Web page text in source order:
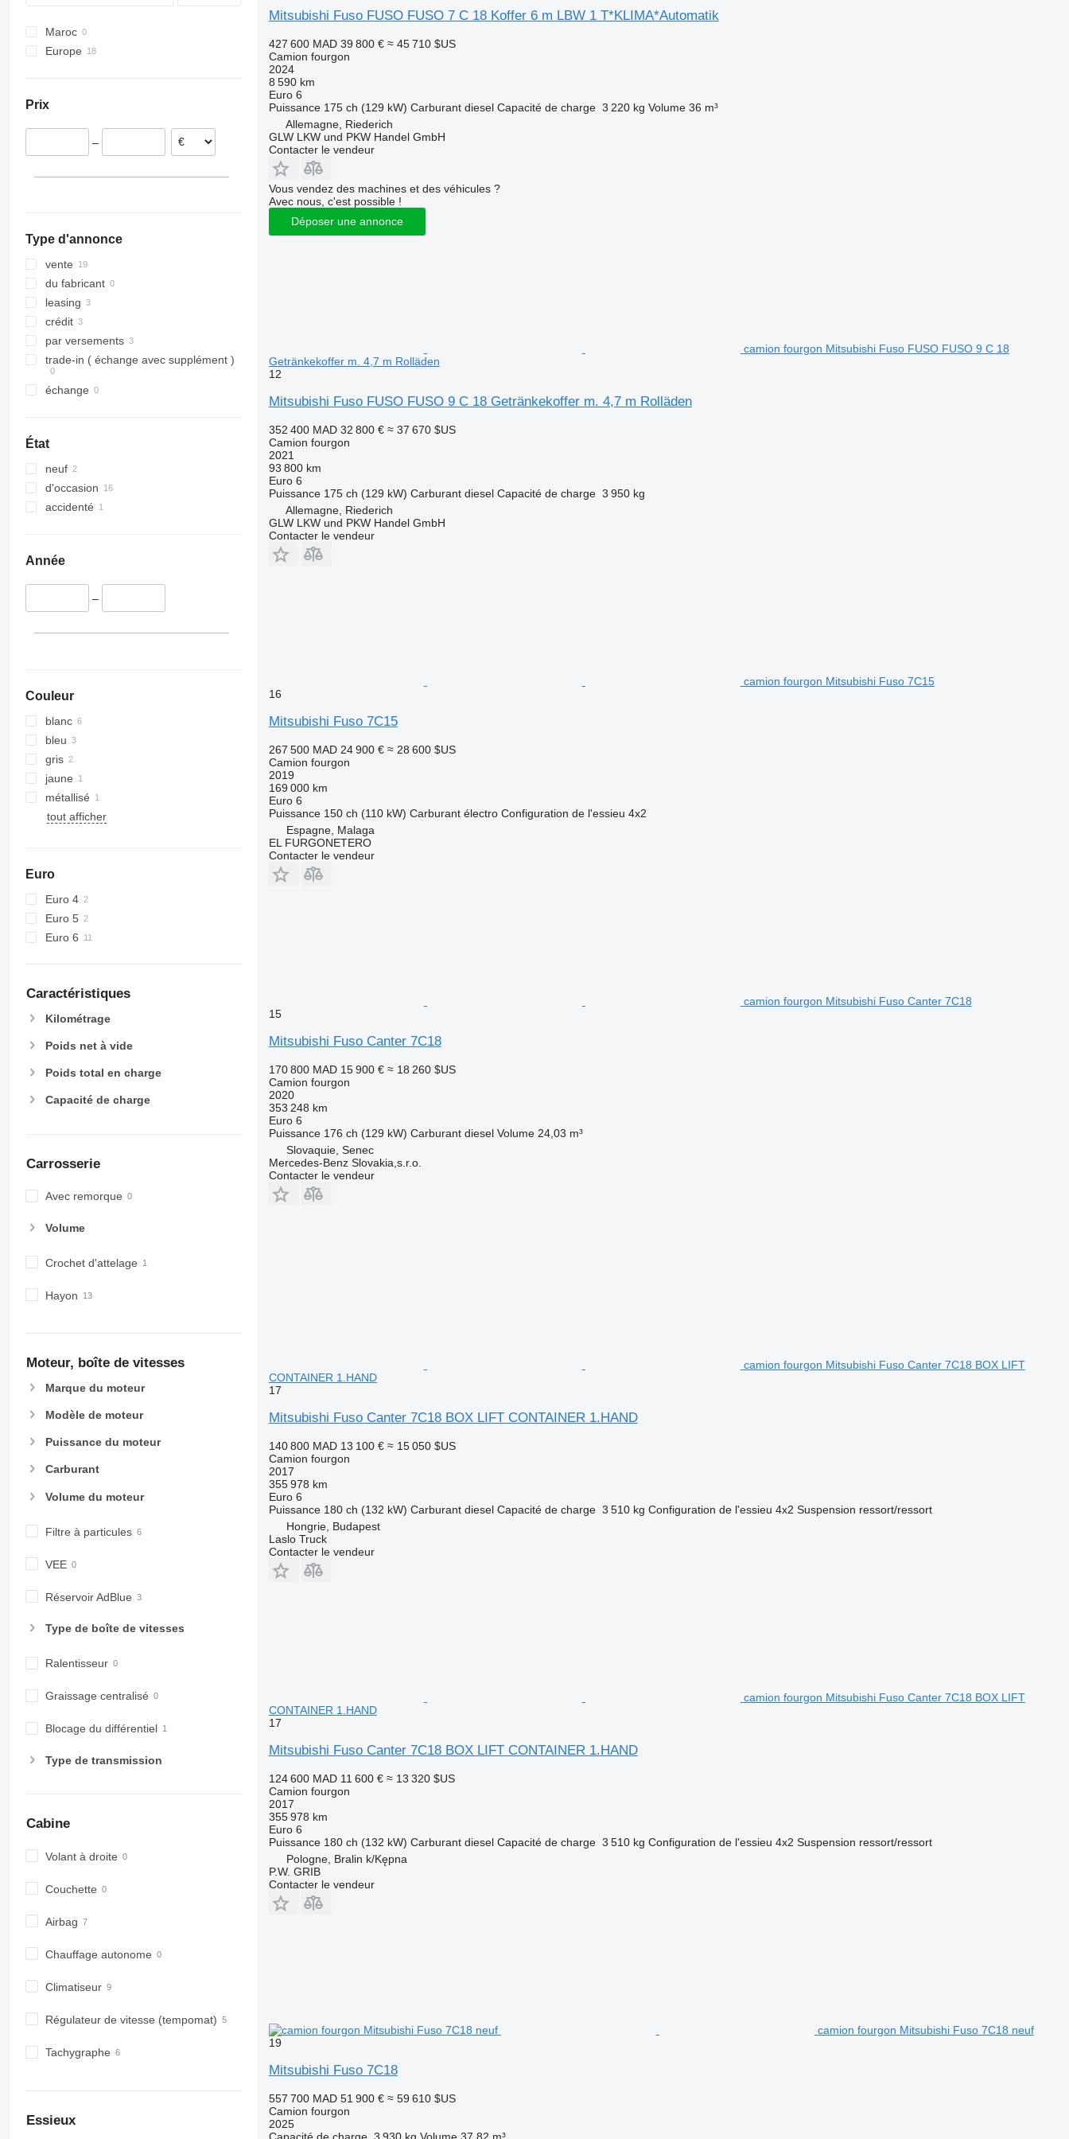
Maroc
Europe
Portugal
Slovaquie
Prix
–
Type d'annonce
vente
du fabricant
leasing
crédit
par versements
trade-in ( échange avec supplément )
échange
État
neuf
d'occasion
accidenté
Année
–
Couleur
blanc
bleu
gris
jaune
métallisé
tout afficher
Euro
Euro 4
Euro 5
Euro 6
Caractéristiques
Kilométrage
Poids net à vide
Poids total en charge
Capacité de charge
Carrosserie
Avec remorque
Volume
Crochet d'attelage
Hayon
Moteur, boîte de vitesses
Marque du moteur
Modèle de moteur
Puissance du moteur
Carburant
Volume du moteur
Filtre à particules
VEE
Réservoir AdBlue
Type de boîte de vitesses
Ralentisseur
Graissage centralisé
Blocage du différentiel
Type de transmission
Cabine
Volant à droite
Couchette
Airbag
Chauffage autonome
Climatiseur
Régulateur de vitesse (tempomat)
Tachygraphe
Essieux
Mitsubishi Fuso FUSO FUSO 7 C 18 Koffer 6 m LBW 1 T*KLIMA*Automatik
427 600 MAD 39 800 € ≈ 45 710 $US
Camion fourgon
2024
8 590 km
Euro 6
Puissance 175 ch (129 kW) Carburant diesel Capacité de charge 3 220 kg Volume 36 m³
Allemagne, Riederich
GLW LKW und PKW Handel GmbH
Contacter le vendeur
Vous vendez des machines et des véhicules ?
Avec nous, c'est possible !
Déposer une annonce
camion fourgon Mitsubishi Fuso FUSO FUSO 9 C 18
Getränkekoffer m. 4,7 m Rolläden
12
Mitsubishi Fuso FUSO FUSO 9 C 18 Getränkekoffer m. 4,7 m Rolläden
352 400 MAD 32 800 € ≈ 37 670 $US
Camion fourgon
2021
93 800 km
Euro 6
Puissance 175 ch (129 kW) Carburant diesel Capacité de charge 3 950 kg
Allemagne, Riederich
GLW LKW und PKW Handel GmbH
Contacter le vendeur
camion fourgon Mitsubishi Fuso 7C15
16
Mitsubishi Fuso 7C15
267 500 MAD 24 900 € ≈ 28 600 $US
Camion fourgon
2019
169 000 km
Euro 6
Puissance 150 ch (110 kW) Carburant électro Configuration de l'essieu 4x2
Espagne, Malaga
EL FURGONETERO
Contacter le vendeur
camion fourgon Mitsubishi Fuso Canter 7C18
15
Mitsubishi Fuso Canter 7C18
170 800 MAD 15 900 € ≈ 18 260 $US
Camion fourgon
2020
353 248 km
Euro 6
Puissance 176 ch (129 kW) Carburant diesel Volume 24,03 m³
Slovaquie, Senec
Mercedes-Benz Slovakia,s.r.o.
Contacter le vendeur
camion fourgon Mitsubishi Fuso Canter 7C18 BOX LIFT
CONTAINER 1.HAND
17
Mitsubishi Fuso Canter 7C18 BOX LIFT CONTAINER 1.HAND
140 800 MAD 13 100 € ≈ 15 050 $US
Camion fourgon
2017
355 978 km
Euro 6
Puissance 180 ch (132 kW) Carburant diesel Capacité de charge 3 510 kg Configuration de l'essieu 4x2 Suspension ressort/ressort
Hongrie, Budapest
Laslo Truck
Contacter le vendeur
camion fourgon Mitsubishi Fuso Canter 7C18 BOX LIFT
CONTAINER 1.HAND
17
Mitsubishi Fuso Canter 7C18 BOX LIFT CONTAINER 1.HAND
124 600 MAD 11 600 € ≈ 13 320 $US
Camion fourgon
2017
355 978 km
Euro 6
Puissance 180 ch (132 kW) Carburant diesel Capacité de charge 3 510 kg Configuration de l'essieu 4x2 Suspension ressort/ressort
Pologne, Bralin k/Kępna
P.W. GRIB
Contacter le vendeur
camion fourgon Mitsubishi Fuso 7C18 neuf
19
Mitsubishi Fuso 7C18
557 700 MAD 51 900 € ≈ 59 610 $US
Camion fourgon
2025
Capacité de charge 3 930 kg Volume 37,82 m³